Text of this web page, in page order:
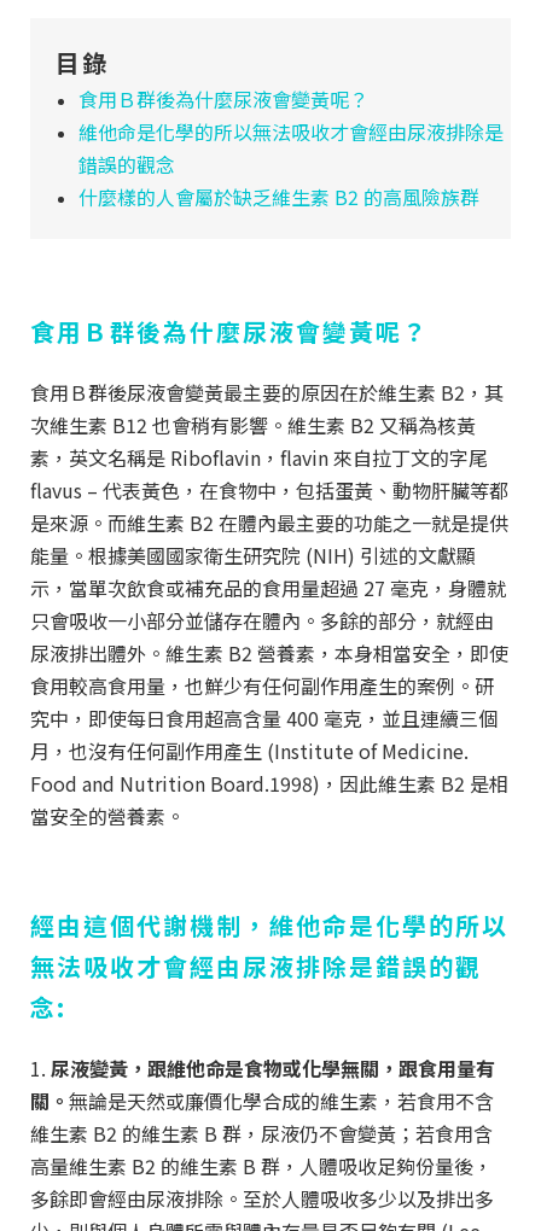
目錄
食用Ｂ群後為什麼尿液會變黃呢？
維他命是化學的所以無法吸收才會經由尿液排除是
錯誤的觀念
什麼樣的人會屬於缺乏維生素 B2 的高風險族群
食用Ｂ群後為什麼尿液會變黃呢？
食用Ｂ群後尿液會變黃最主要的原因在於維生素 B2，其
次維生素 B12 也會稍有影響。維生素 B2 又稱為核黃
素，英文名稱是 Riboflavin，flavin 來自拉丁文的字尾
flavus – 代表黃色，在食物中，包括蛋黃、動物肝臟等都
是來源。而維生素 B2 在體內最主要的功能之一就是提供
能量。根據美國國家衛生研究院 (NIH) 引述的文獻顯
示，當單次飲食或補充品的食用量超過 27 毫克，身體就
只會吸收一小部分並儲存在體內。多餘的部分，就經由
尿液排出體外。維生素 B2 營養素，本身相當安全，即使
食用較高食用量，也鮮少有任何副作用產生的案例。研
究中，即使每日食用超高含量 400 毫克，並且連續三個
月，也沒有任何副作用產生 (Institute of Medicine.
Food and Nutrition Board.1998) ，因此維生素 B2 是相
當安全的營養素。
經由這個代謝機制，維他命是化學的所以
無法吸收才會經由尿液排除是錯誤的觀
念:
1. 尿液變黃，跟維他命是食物或化學無關，跟食用量有
關。 無論是天然或廉價化學合成的維生素，若食用不含
維生素 B2 的維生素 B 群，尿液仍不會變黃；若食用含
高量維生素 B2 的維生素 B 群，人體吸收足夠份量後，
多餘即會經由尿液排除。至於人體吸收多少以及排出多